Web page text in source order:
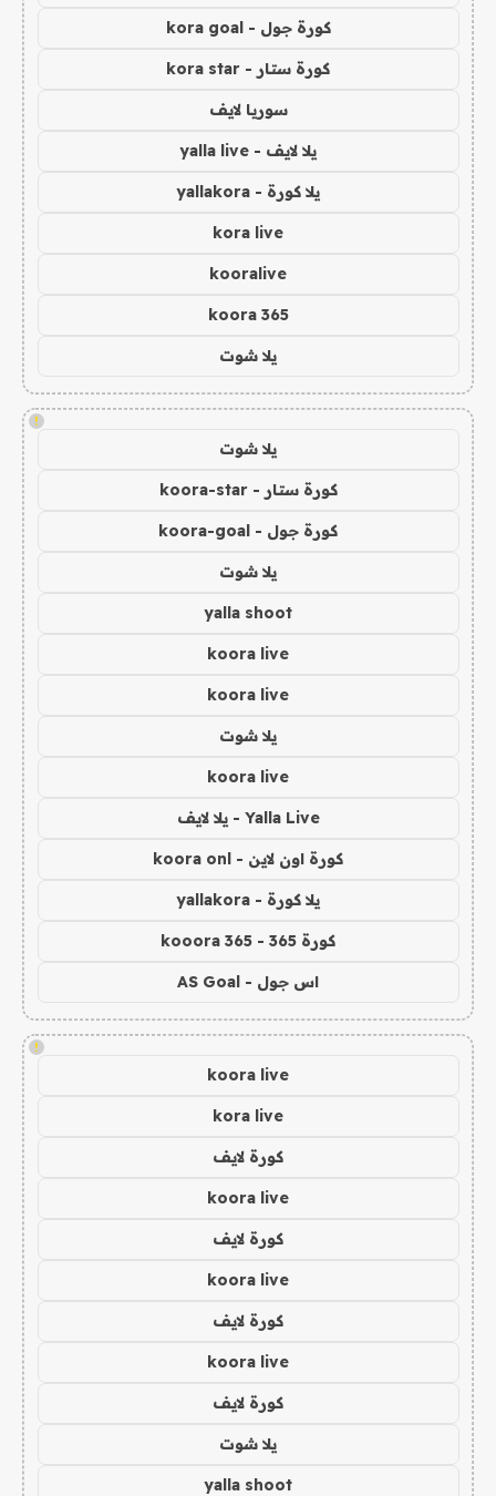
كورة جول - kora goal
كورة ستار - kora star
سوريا لايف
يلا لايف - yalla live
يلا كورة - yallakora
kora live
kooralive
koora 365
يلا شوت
!
يلا شوت
كورة ستار - koora-star
كورة جول - koora-goal
يلا شوت
yalla shoot
koora live
koora live
يلا شوت
koora live
Yalla Live - يلا لايف
كورة اون لاين - koora onl
يلا كورة - yallakora
كورة 365 - kooora 365
اس جول - AS Goal
!
koora live
kora live
كورة لايف
koora live
كورة لايف
koora live
كورة لايف
koora live
كورة لايف
يلا شوت
yalla shoot